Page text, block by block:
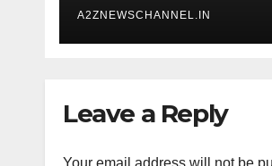
A2ZNEWSCHANNEL.IN
Leave a Reply
Your email address will not be